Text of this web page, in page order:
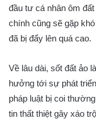
đầu tư cá nhân ôm
chính cũng sẽ gặp
đã bị đẩy lên quá cao.
Về lâu dài, sốt đất ảo
hưởng tới sự phát
pháp luật bị coi
tin thất thiệt gây xáo